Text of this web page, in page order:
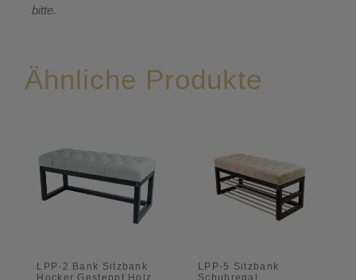
bitte.
Ähnliche Produkte
LPP-2 Bank Sitzbank
Hocker Gesteppt Holz
LPP-5 Sitzbank
Schuhregal